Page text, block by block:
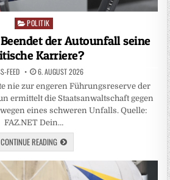
Posted
POLITIK
der Autounfall seine
Karriere?
FEED 6. AUGUST 2026
nie zur engeren Führungsreserve der
ermittelt die Staatsanwaltschaft gegen
eines schweren Unfalls. Quelle:
FAZ.NET Dein…
CONTINUE READING